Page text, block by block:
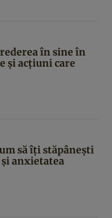
în sine în
și acțiuni care
să îți stăpânești
anxietatea